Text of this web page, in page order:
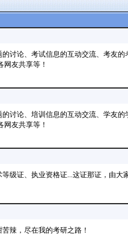
讨论、考试信息的互动交流、考友的
网友共享等！
讨论、培训信息的互动交流、学友的
网友共享等！
级证、执业资格证...这证那证，由大
辣，尽在我的考研之路！